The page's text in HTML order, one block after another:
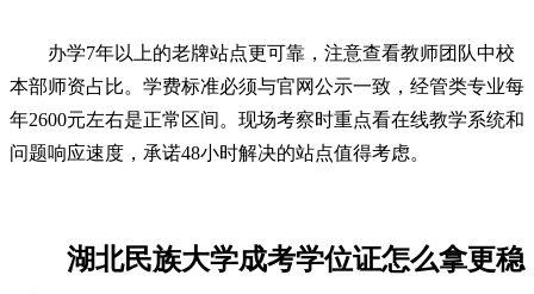
办学7年以上的老牌站点更可靠，注意查看教师团队中校
本部师资占比。学费标准必须与官网公示一致，经管类专业每
年2600元左右是正常区间。现场考察时重点看在线教学系统和
问题响应速度，承诺48小时解决的站点值得考虑。
湖北民族大学成考学位证怎么拿更稳